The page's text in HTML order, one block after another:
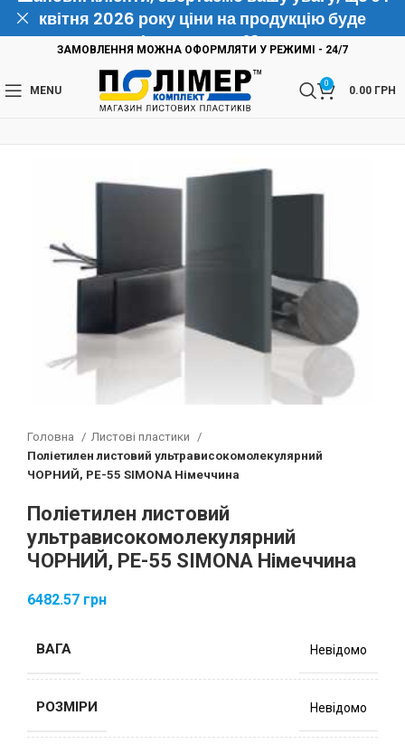
ЗАМОВЛЕННЯ МОЖНА ОФОРМЛЯТИ У РЕЖИМІ - 24/7
MENU
0
0.00 ГРН
Головна
Листові пластики
Поліетилен листовий ультрависокомолекулярний
ЧОРНИЙ, PE-55 SIMONA Німеччина
Поліетилен листовий
ультрависокомолекулярний
ЧОРНИЙ, PE-55 SIMONA Німеччина
6482.57 грн
ВАГА Невідомо
РОЗМІРИ Невідомо
квітня 2026 року ціни на продукцію буде
підвищено на 10%